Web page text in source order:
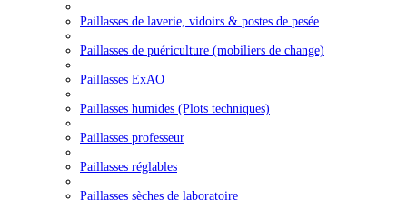
Paillasses de laverie, vidoirs & postes de pesée
Paillasses de puériculture (mobiliers de change)
Paillasses ExAO
Paillasses humides (Plots techniques)
Paillasses professeur
Paillasses réglables
Paillasses sèches de laboratoire